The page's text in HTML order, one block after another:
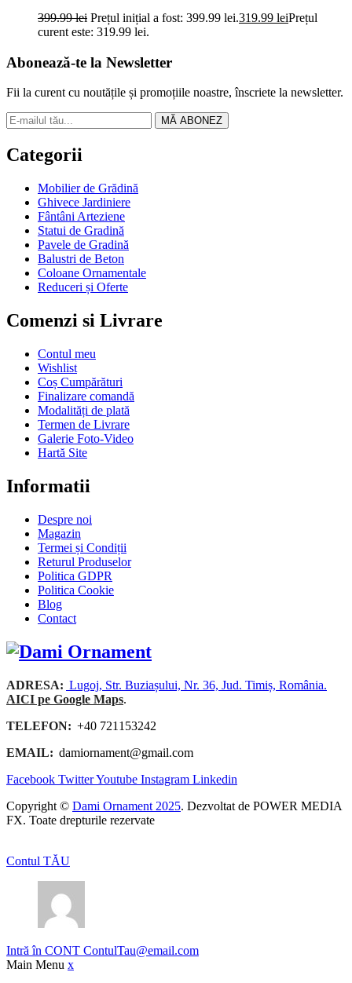
399.99lei Prețul inițial a fost: 399.99 lei.319.99 leiPrețul
curent este: 319.99 lei.
Abonează-te la Newsletter
Fii la curent cu noutățile și promoțiile noastre, înscriete la newsletter.
MĂ ABONEZ
Categorii
Mobilier de Grădină
Ghivece Jardiniere
Fântâni Arteziene
Statui de Gradină
Pavele de Gradină
Balustri de Beton
Coloane Ornamentale
Reduceri și Oferte
Comenzi si Livrare
Contul meu
Wishlist
Coș Cumpărături
Finalizare comandă
Modalități de plată
Termen de Livrare
Galerie Foto-Video
Hartă Site
Informatii
Despre noi
Magazin
Termei și Condiții
Returul Produselor
Politica GDPR
Politica Cookie
Blog
Contact
ADRESA: Lugoj, Str. Buziașului, Nr. 36, Jud. Timiș, România.
AICI pe Google Maps.
TELEFON: +40 721153242
EMAIL: damiornament@gmail.com
Facebook TwitterYoutube Instagram Linkedin
Copyright © Dami Ornament 2025. Dezvoltat de POWER MEDIA
FX. Toate drepturile rezervate
Contul TĂU
Intră în CONT ContulTau@email.com
Main Menu x